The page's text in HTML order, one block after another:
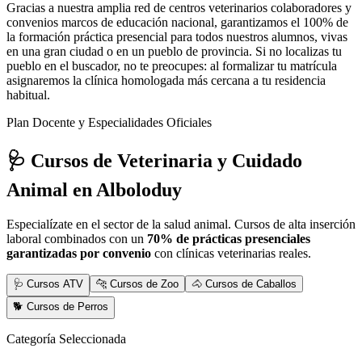
Gracias a nuestra amplia red de centros veterinarios colaboradores y
convenios marcos de educación nacional, garantizamos el 100% de
la formación práctica presencial para todos nuestros alumnos, vivas
en una gran ciudad o en un pueblo de provincia. Si no localizas tu
pueblo en el buscador, no te preocupes: al formalizar tu matrícula
asignaremos la clínica homologada más cercana a tu residencia
habitual.
Plan Docente y Especialidades Oficiales
🩺 Cursos de Veterinaria y Cuidado
Animal en Alboloduy
Especialízate en el sector de la salud animal. Cursos de alta inserción
laboral combinados con un 70% de prácticas presenciales
garantizadas por convenio con clínicas veterinarias reales.
🩺 Cursos ATV 🐆 Cursos de Zoo
🐴 Cursos de Caballos
🐕 Cursos de Perros
Categoría Seleccionada